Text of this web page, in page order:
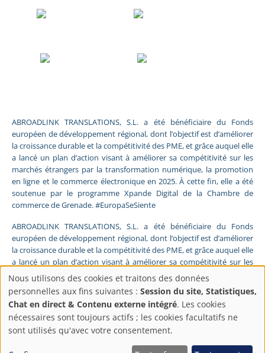
ABROADLINK TRANSLATIONS, S.L. a été bénéficiaire du Fonds
européen de développement régional, dont l’objectif est d’améliorer
la croissance durable et la compétitivité des PME, et grâce auquel elle
a lancé un plan d’action visant à améliorer sa compétitivité sur les
marchés étrangers par la transformation numérique, la promotion
en ligne et le commerce électronique en 2025. À cette fin, elle a été
soutenue par le programme Xpande Digital de la Chambre de
commerce de Grenade. #EuropaSeSiente
ABROADLINK TRANSLATIONS, S.L. a été bénéficiaire du Fonds
européen de développement régional, dont l’objectif est d’améliorer
la croissance durable et la compétitivité des PME, et grâce auquel elle
a lancé un plan d’action visant à améliorer sa compétitivité sur les
marchés étrangers par la transformation numérique, la promotion
en ligne et le commerce électronique en 2025. À cette fin, elle a été
soutenue par le programme Pyme Digital de la Chambre de
commerce de Grenade. #EuropaSeSiente
FONDS EUROPÉEN DE DÉVELOPPEMENT RÉGIONAL
Une manière de faire l’Europe
Paramètres
de
Nous utilisons des cookies et traitons des données
personnelles aux fins suivantes : Session du site, Statistiques,
Chat en direct & Contenu externe intégré. Les cookies
nécessaires sont toujours actifs ; les cookies facultatifs ne
sont utilisés qu'avec votre consentement.